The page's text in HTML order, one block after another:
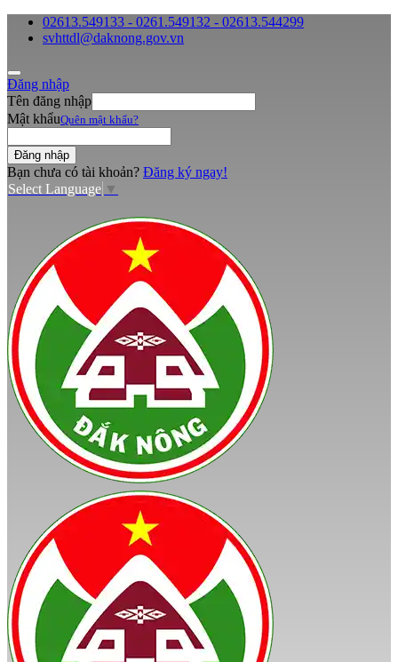
02613.549133 - 0261.549132 - 02613.544299
svhttdl@daknong.gov.vn
Đăng nhập
Tên đăng nhập
Mật khẩuQuên mật khẩu?
Bạn chưa có tài khoản? Đăng ký ngay!
Select Language ▼